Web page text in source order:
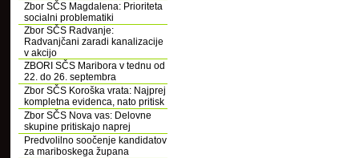
Zbor SČS Magdalena: Prioriteta
socialni problematiki
Zbor SČS Radvanje:
Radvanjčani zaradi kanalizacije
v akcijo
ZBORI SČS Maribora v tednu od
22. do 26. septembra
Zbor SČS Koroška vrata: Najprej
kompletna evidenca, nato pritisk
Zbor SČS Nova vas: Delovne
skupine pritiskajo naprej
Predvolilno soočenje kandidatov
za mariboskega župana